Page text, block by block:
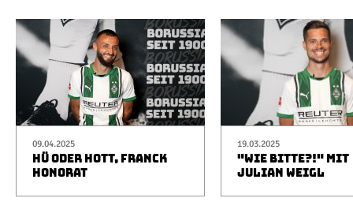
09.04.2025
HÜ ODER HOTT, FRANCK
HONORAT
19.03.2025
"WIE BITTE?!" MIT
JULIAN WEIGL